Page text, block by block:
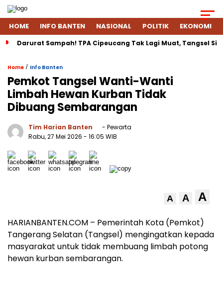
HOME INFO BANTEN NASIONAL POLITIK EKONOMI
Darurat Sampah! TPA Cipeucang Tak Lagi Muat, Tangsel
Home / Info Banten
Pemkot Tangsel Wanti-Wanti
Limbah Hewan Kurban Tidak
Dibuang Sembarangan
Tim Harian Banten
- Pewarta
Rabu, 27 Mei 2026 - 16:05 WIB
A A A
HARIANBANTEN.COM – Pemerintah Kota (Pemkot)
Tangerang Selatan (Tangsel) mengingatkan kepada
masyarakat untuk tidak membuang limbah potong
hewan kurban sembarangan.